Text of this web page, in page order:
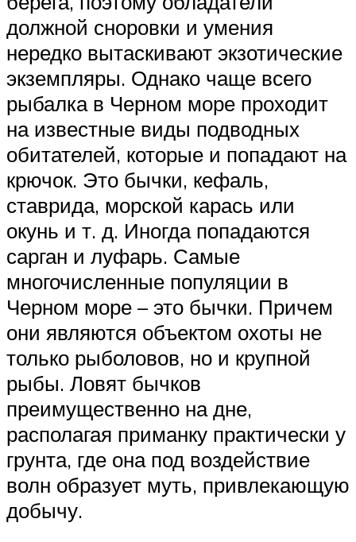
должной сноровки и умения
нередко вытаскивают экзотические
экземпляры. Однако чаще всего
рыбалка в Черном море проходит
на известные виды подводных
обитателей, которые и попадают на
крючок. Это бычки, кефаль,
ставрида, морской карась или
окунь и т. д. Иногда попадаются
сарган и луфарь. Самые
многочисленные популяции в
Черном море – это бычки. Причем
они являются объектом охоты не
только рыболовов, но и крупной
рыбы. Ловят бычков
преимущественно на дне,
располагая приманку практически у
грунта, где она под воздействие
волн образует муть, привлекающую
добычу.